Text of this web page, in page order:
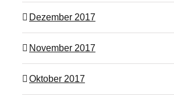
Dezember 2017
November 2017
Oktober 2017